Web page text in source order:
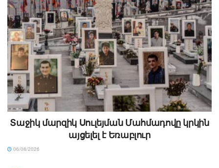
Տաջիկ մարզիկ Սուլեյման Մահմադովը կրկին
այցելել է Եռաբլուր
06/08/2026